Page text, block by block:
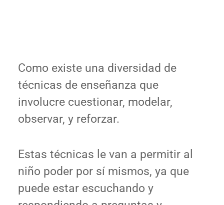
Como existe una diversidad de
técnicas de enseñanza que
involucre cuestionar, modelar,
observar, y reforzar.
Estas técnicas le van a permitir al
niño poder por sí mismos, ya que
puede estar escuchando y